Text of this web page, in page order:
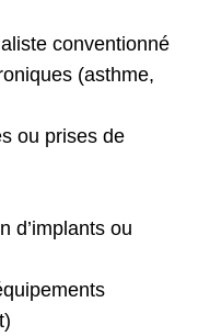
conventionné
(asthme,
ou prises de
d’implants ou